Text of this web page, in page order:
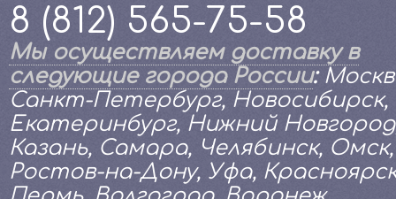
8 (812) 565-75-58
Мы осуществляем доставку в
следующие города России:
Санкт-Петербург, Новосибирск,
Екатеринбург, Нижний
Казань, Самара, Челябинск, Омск,
Ростов-на-Дону, Уфа,